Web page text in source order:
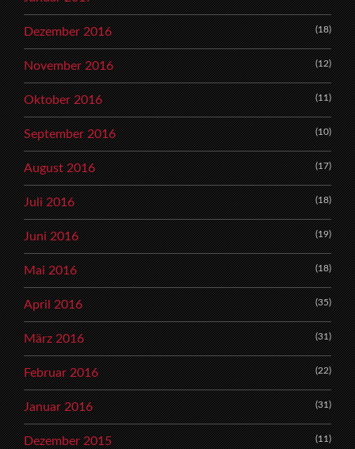
Dezember 2016 (18)
November 2016 (12)
Oktober 2016 (11)
September 2016 (10)
August 2016 (17)
Juli 2016 (18)
Juni 2016 (19)
Mai 2016 (18)
April 2016 (35)
März 2016 (31)
Februar 2016 (22)
Januar 2016 (31)
Dezember 2015 (11)